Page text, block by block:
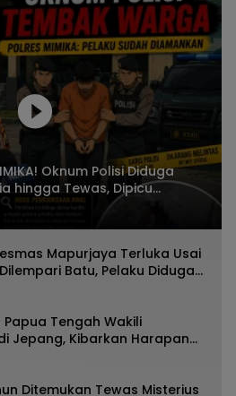
Oknum Polisi Diduga
hingga Tewas, Dipicu
Rumah Tangga
Mapurjaya Terluka Usai
Batu, Pelaku Diduga
di Jalan Poros Timika
Papua Tengah Wakili
Jepang, Kibarkan Harapan
ke Panggung Dunia
Ditemukan Tewas Misterius